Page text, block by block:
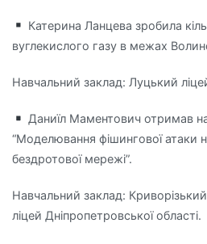
Катерина Ланцева зробила
вуглекислого газу в межах
Навчальний заклад: Луцький
Даниїл Маментович отримав
“Моделювання фішингової атаки
бездротової мережі”.
Навчальний заклад:
ліцей Дніпропетровської області.